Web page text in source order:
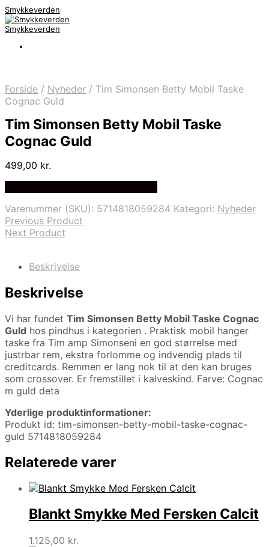
Smykkeverden
Smykkeverden
Forside / Nyheder / Tim Simonsen Betty Mobil Taske
Cognac Guld
Tim Simonsen Betty Mobil Taske
Cognac Guld
499,00 kr.
Varenummer (SKU): 5714818059284 Kategori: Nyheder
Previous Product
Next Product
Beskrivelse
Beskrivelse
Vi har fundet Tim Simonsen Betty Mobil Taske Cognac
Guld hos pindhus i kategorien . Praktisk mobil hanger
taske fra Tim amp Simonseni en god størrelse med
justrbar rem, ekstra forlomme og indvendig plads til
creditcards. Remmen er lang nok til at den kan bruges
som crossover. Er fremstillet i kalveskind. Farve: Cognac
m guld deta
Yderlige produktinformationer:
Produkt id: tim-simonsen-betty-mobil-taske-cognac-
guld 5714818059284
Relaterede varer
Blankt Smykke Med Fersken Calcit
1.125,00 kr.